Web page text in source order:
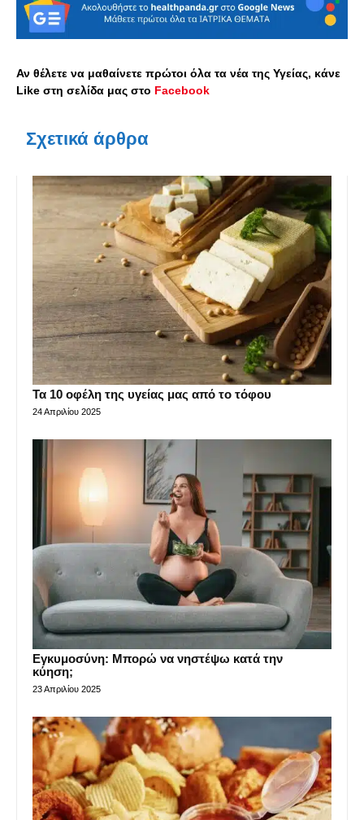
Αν θέλετε να μαθαίνετε πρώτοι όλα τα νέα της Υγείας, κάνε
Like στη σελίδα μας στο Facebook
Σχετικά άρθρα
Τα 10 οφέλη της υγείας μας από το τόφου
24 Απριλίου 2025
Εγκυμοσύνη: Μπορώ να νηστέψω κατά την
κύηση;
23 Απριλίου 2025